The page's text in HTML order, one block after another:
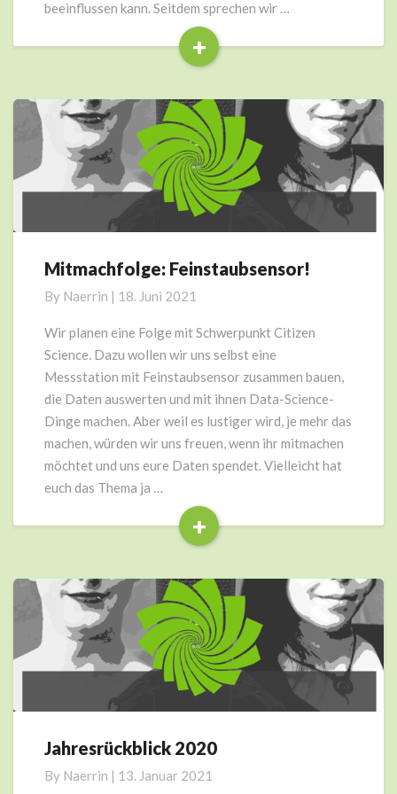
beeinflussen kann. Seitdem sprechen wir …
+
Read
Mitmachfolge:
Feinstaubsensor!
Mitmachfolge: Feinstaubsensor!
By Naerrin | 18. Juni 2021
Wir planen eine Folge mit Schwerpunkt Citizen
Science. Dazu wollen wir uns selbst eine
Messstation mit Feinstaubsensor zusammen bauen,
die Daten auswerten und mit ihnen Data-Science-
Dinge machen. Aber weil es lustiger wird, je mehr das
machen, würden wir uns freuen, wenn ihr mitmachen
möchtet und uns eure Daten spendet. Vielleicht hat
euch das Thema ja …
+
Read
Jahresrückblick
Jahresrückblick 2020
By Naerrin | 13. Januar 2021